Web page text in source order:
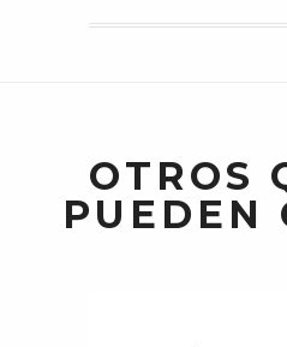
OTROS
PUEDEN